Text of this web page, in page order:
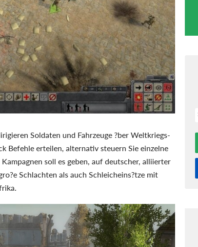
Soldaten und Fahrzeuge ?ber Weltkriegs-
Befehle erteilen, alternativ steuern Sie einzelne
soll es geben, auf deutscher, alliierter
Schlachten als auch Schleicheins?tze mit